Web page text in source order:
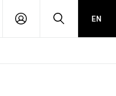
PŘIHLÁSIT HLEDATEN